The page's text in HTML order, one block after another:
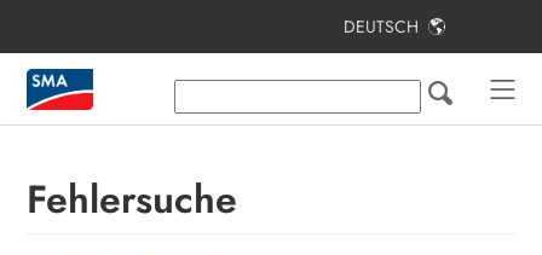
DEUTSCH
Fehlersuche
Inhaltsverzeichnis
Hinweise zu diesem Dokument
Lieferumfang